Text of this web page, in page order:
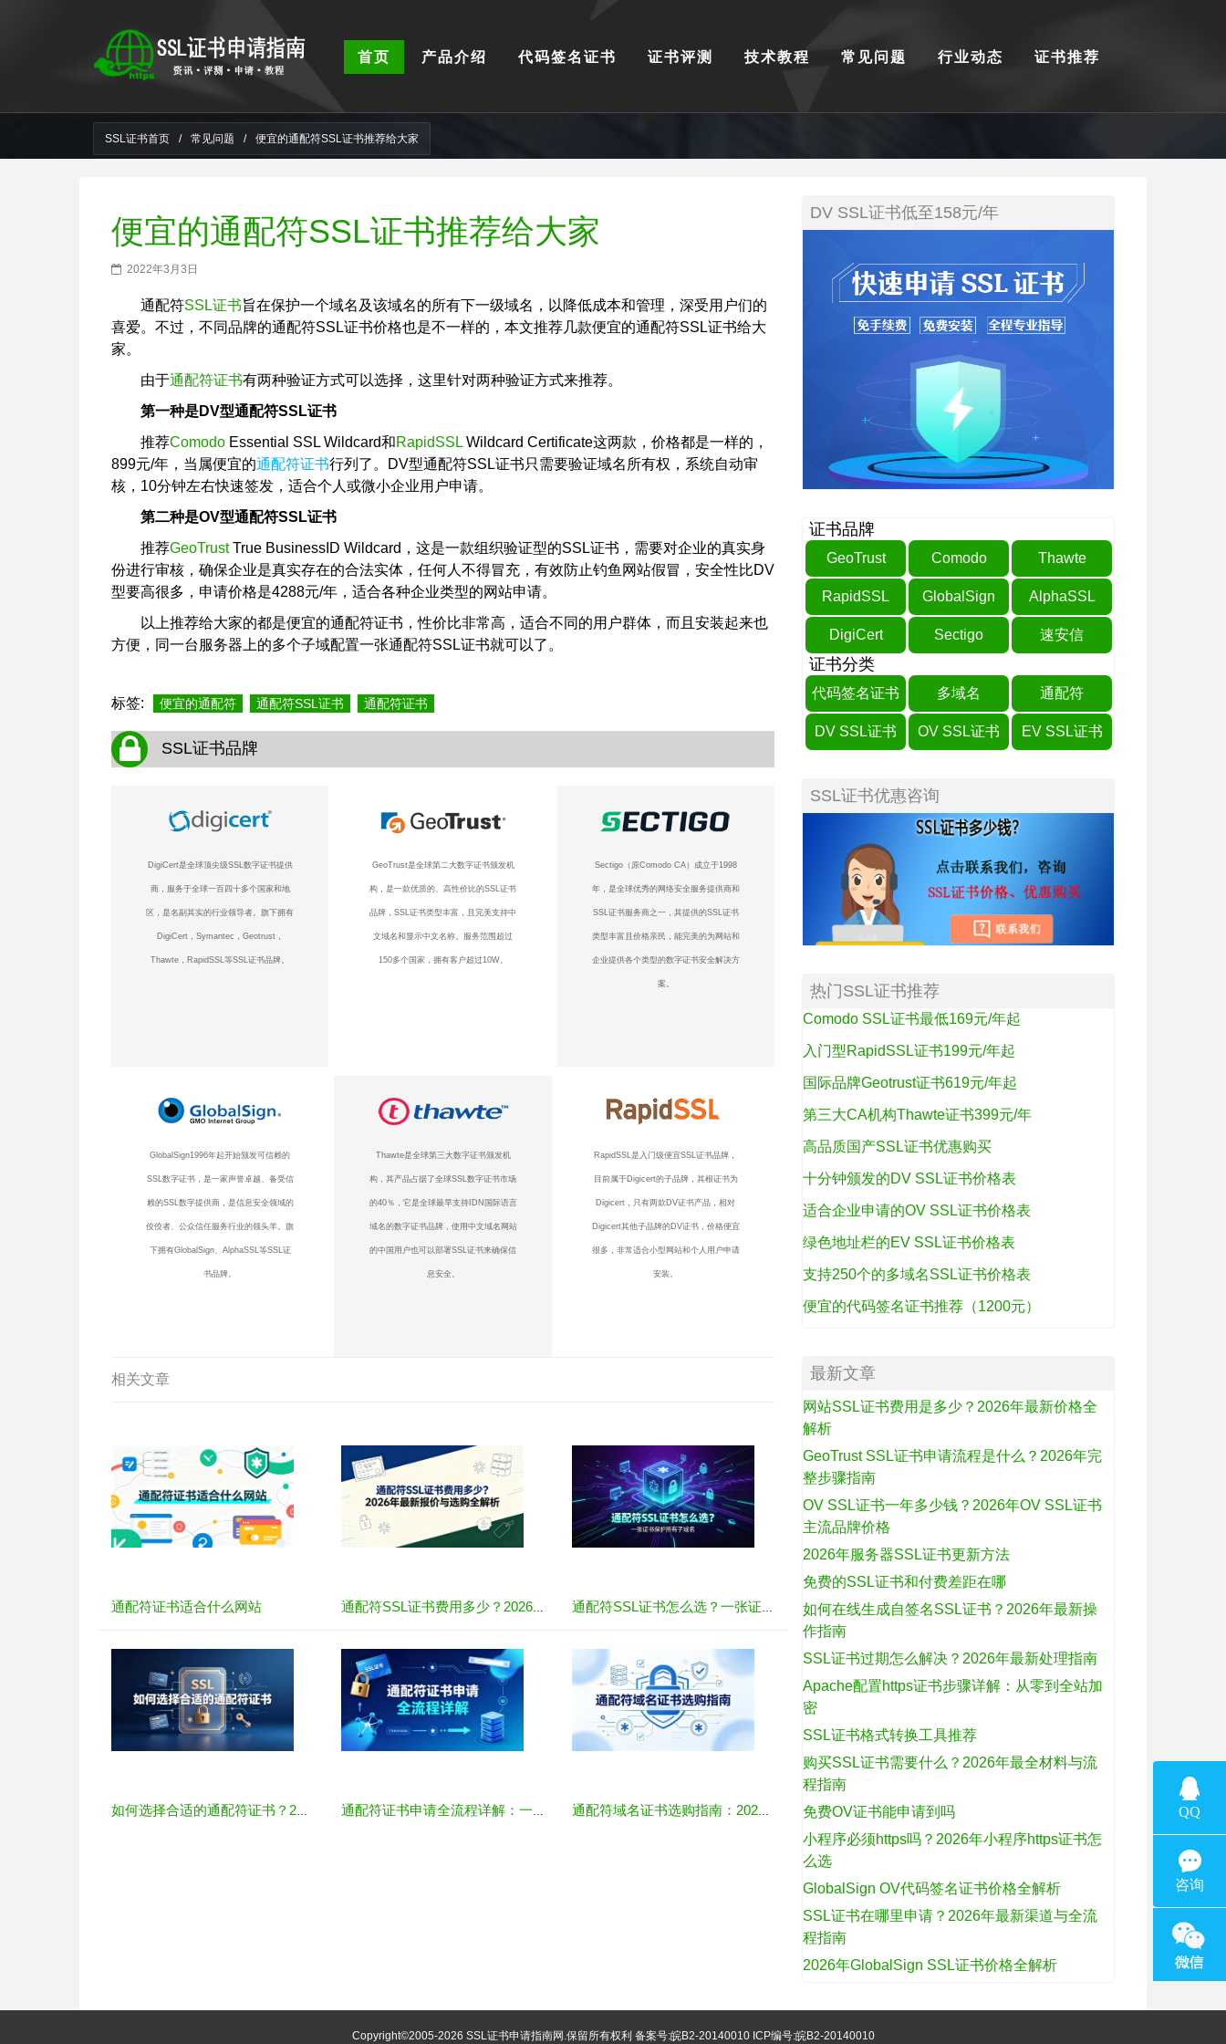
首页 产品介绍 代码签名证书 证书评测 技术教程 常见问题 行业动态 证书推荐
SSL证书首页 / 常见问题 / 便宜的通配符SSL证书推荐给大家
便宜的通配符SSL证书推荐给大家
2022年3月3日
通配符SSL证书旨在保护一个域名及该域名的所有下一级域名，以降低成本和管理，深受用户们的
喜爱。不过，不同品牌的通配符SSL证书价格也是不一样的，本文推荐几款便宜的通配符SSL证书给大
家。
由于通配符证书有两种验证方式可以选择，这里针对两种验证方式来推荐。
第一种是DV型通配符SSL证书
推荐Comodo Essential SSL Wildcard和RapidSSL Wildcard Certificate这两款，价格都是一样的，
899元/年，当属便宜的通配符证书行列了。DV型通配符SSL证书只需要验证域名所有权，系统自动审
核，10分钟左右快速签发，适合个人或微小企业用户申请。
第二种是OV型通配符SSL证书
推荐GeoTrustTrue BusinessID Wildcard，这是一款组织验证型的SSL证书，需要对企业的真实身
份进行审核，确保企业是真实存在的合法实体，任何人不得冒充，有效防止钓鱼网站假冒，安全性比DV
型要高很多，申请价格是4288元/年，适合各种企业类型的网站申请。
以上推荐给大家的都是便宜的通配符证书，性价比非常高，适合不同的用户群体，而且安装起来也
方便，同一台服务器上的多个子域配置一张通配符SSL证书就可以了。
标签: 便宜的通配符 通配符SSL证书 通配符证书
SSL证书品牌
DigiCert是全球顶尖级SSL数字证书提供
商，服务于全球一百四十多个国家和地
区，是名副其实的行业领导者。旗下拥有
DigiCert，Symantec，Geotrust，
Thawte，RapidSSL等SSL证书品牌。
GeoTrust是全球第二大数字证书颁发机
构，是一款优质的、高性价比的SSL证书
品牌，SSL证书类型丰富，且完美支持中
文域名和显示中文名称。服务范围超过
150多个国家，拥有客户超过10W。
Sectigo（原Comodo CA）成立于1998
年，是全球优秀的网络安全服务提供商和
SSL证书服务商之一，其提供的SSL证书
类型丰富且价格亲民，能完美的为网站和
企业提供各个类型的数字证书安全解决方
案。
GlobalSign1996年起开始颁发可信赖的
SSL数字证书，是一家声誉卓越、备受信
赖的SSL数字提供商，是信息安全领域的
佼佼者、公众信任服务行业的领头羊。旗
下拥有GlobalSign、AlphaSSL等SSL证
书品牌。
Thawte是全球第三大数字证书颁发机
构，其产品占据了全球SSL数字证书市场
的40％，它是全球最早支持IDN国际语言
域名的数字证书品牌，使用中文域名网站
的中国用户也可以部署SSL证书来确保信
息安全。
RapidSSL是入门级便宜SSL证书品牌，
目前属于Digicert的子品牌，其根证书为
Digicert，只有两款DV证书产品，相对
Digicert其他子品牌的DV证书，价格便宜
很多，非常适合小型网站和个人用户申请
安装。
相关文章
通配符证书适合什么网站
通配符域名证书选购指南：2026年品牌对比与适用场景全解析
DV SSL证书低至158元/年
证书品牌
GeoTrust Comodo Thawte
RapidSSL GlobalSign AlphaSSL
DigiCert Sectigo 速安信
证书分类
代码签名证书 多域名 通配符
DV SSL证书 OV SSL证书 EV SSL证书
SSL证书优惠咨询
热门SSL证书推荐
Comodo SSL证书最低169元/年起
入门型RapidSSL证书199元/年起
国际品牌Geotrust证书619元/年起
第三大CA机构Thawte证书399元/年
高品质国产SSL证书优惠购买
十分钟颁发的DV SSL证书价格表
适合企业申请的OV SSL证书价格表
绿色地址栏的EV SSL证书价格表
支持250个的多域名SSL证书价格表
便宜的代码签名证书推荐（1200元）
最新文章
网站SSL证书费用是多少？2026年最新价格全
解析
GeoTrust SSL证书申请流程是什么？2026年完
整步骤指南
OV SSL证书一年多少钱？2026年OV SSL证书
主流品牌价格
2026年服务器SSL证书更新方法
免费的SSL证书和付费差距在哪
如何在线生成自签名SSL证书？2026年最新操
作指南
SSL证书过期怎么解决？2026年最新处理指南
Apache配置https证书步骤详解：从零到全站加
密
SSL证书格式转换工具推荐
购买SSL证书需要什么？2026年最全材料与流
程指南
免费OV证书能申请到吗
小程序必须https吗？2026年小程序https证书怎
么选
GlobalSign OV代码签名证书价格全解析
SSL证书在哪里申请？2026年最新渠道与全流
程指南
2026年GlobalSign SSL证书价格全解析
Copyright©2005-2026 SSL证书申请指南网 .保留所有权利 备案号:皖B2-20140010ICP编号:皖B2-20140010